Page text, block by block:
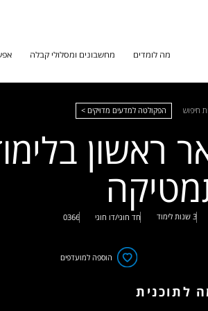
מה לומדים מחשבונים ומסלולי קבלה
חיפוש הפקולטה למדעים מדויקים >
ראשון
3 שנות לימוד חד חוגי/דו חוגי 0366
הוספה למועדפים
לתוכנית